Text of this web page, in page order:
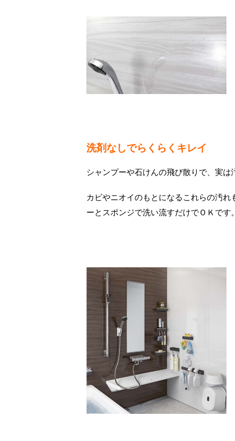
洗剤なしでらくらくキレイ
シャンプーや石けんの飛び散りで、実は
カビやニオイのもとになるこれらの汚
ーとスポンジで洗い流すだけでＯＫです。